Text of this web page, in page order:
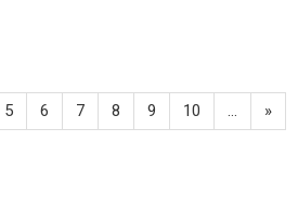
5 6 7 8 9 10 …
»